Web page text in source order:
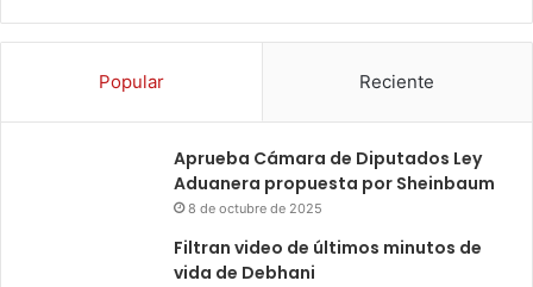
Popular Reciente
Aprueba Cámara de Diputados Ley
Aduanera propuesta por Sheinbaum
8 de octubre de 2025
Filtran video de últimos minutos de
vida de Debhani